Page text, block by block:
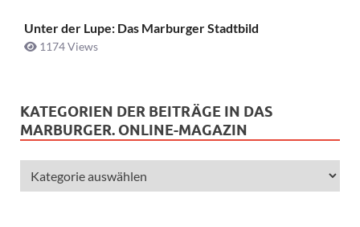
Unter der Lupe: Das Marburger Stadtbild
1174 Views
KATEGORIEN DER BEITRÄGE IN DAS
MARBURGER. ONLINE-MAGAZIN